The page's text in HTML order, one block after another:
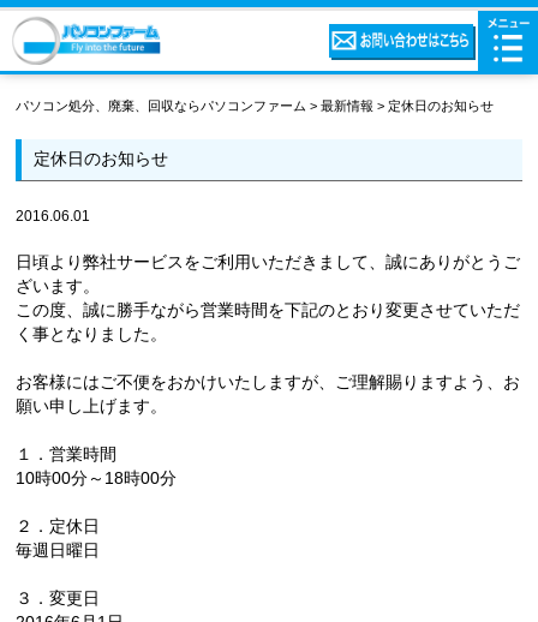
パソコン処分、廃棄、回収ならパソコンファーム>最新情報 >定休日のお知らせ
定休日のお知らせ
2016.06.01
日頃より弊社サービスをご利用いただきまして、誠にありがとうご
ざいます。
この度、誠に勝手ながら営業時間を下記のとおり変更させていただ
く事となりました。
お客様にはご不便をおかけいたしますが、ご理解賜りますよう、お
願い申し上げます。
１．営業時間
10時00分～18時00分
２．定休日
毎週日曜日
３．変更日